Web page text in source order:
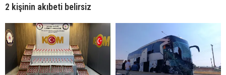
2 kişinin akıbeti belirsiz